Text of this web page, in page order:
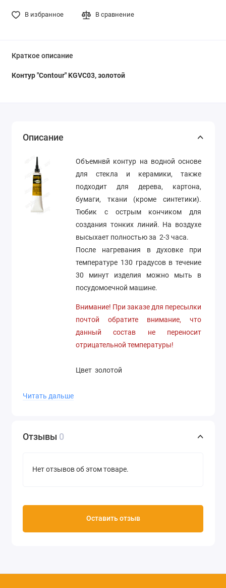
В избранное В сравнение
Краткое описание
Контур "Contour" KGVC03, золотой
Описание
Объемнвй контур на водной основе
для стекла и керамики, также
подходит для дерева, картона,
бумаги, ткани (кроме синтетики).
Тюбик с острым кончиком для
создания тонких линий. На воздухе
высыхает полностью за 2-3 часа.
После нагревания в духовке при
температуре 130 градусов в течение
30 минут изделия можно мыть в
посудомоечной машине.
Внимание! При заказе для пересылки
почтой обратите внимание, что
данный состав не переносит
отрицательной температуры!
Цвет золотой
Читать дальше
Отзывы 0
Нет отзывов об этом товаре.
Оставить отзыв